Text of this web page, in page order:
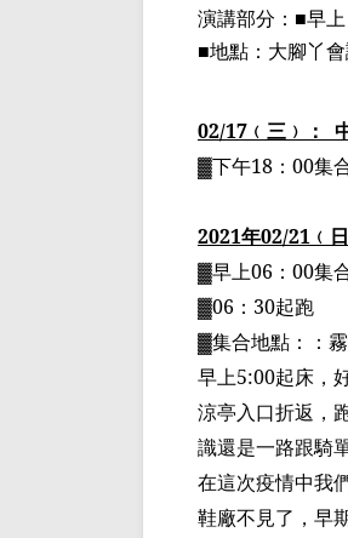
演講部分： ■早上
■地點：大腳丫會
02/17 ﹙三﹚：
▓下午18 ： 00集
2021年02/21 ﹙
▓早上06 ： 00集
▓06 ： 30起跑
▓集合地點：：
早上5:00起床，
涼亭入口折返，
識還是一路跟騎
在這次疫情中我
鞋廠不見了，早